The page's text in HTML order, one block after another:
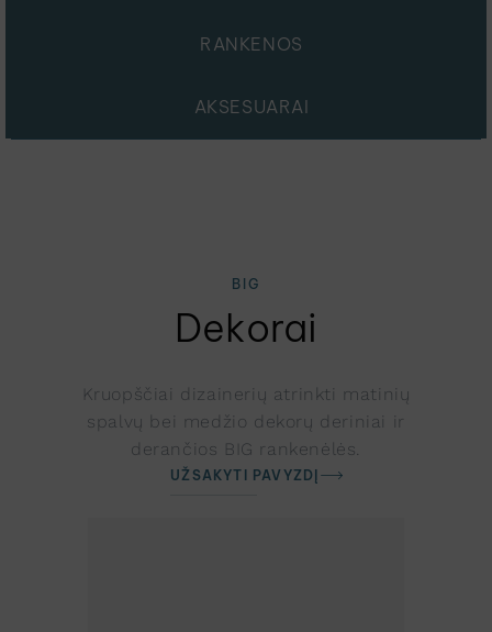
RANKENOS
AKSESUARAI
Dekorai
BIG
Kruopščiai dizainerių atrinkti matinių
spalvų bei medžio dekorų deriniai ir
derančios BIG rankenėlės.
UŽSAKYTI PAVYZDĮ